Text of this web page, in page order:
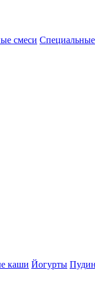
смеси
каши Йогурты